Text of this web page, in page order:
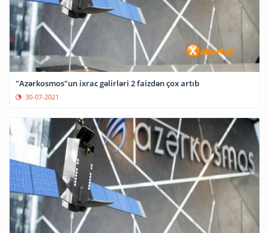
"Azərkosmos"un ixrac gəlirləri 2 faizdən çox artıb
30-07-2021